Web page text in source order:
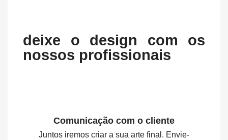
deixe o design com os
nossos profissionais
Comunicação com o cliente
Juntos iremos criar a sua arte final. Envie-